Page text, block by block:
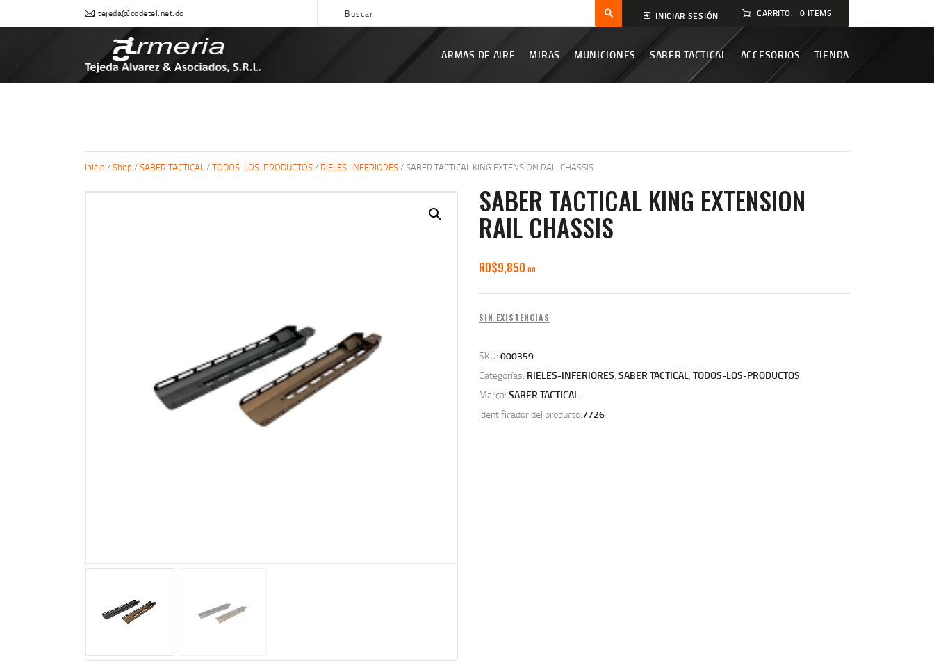
tejeda@codetel.net.do INICIAR SESIÓN CARRITO: 0 ITEMS
ARMAS DE AIRE MIRAS MUNICIONES SABER TACTICAL ACCESORIOS TIENDA
ARMAS DE AIRE
MUNICIONES
TIENDA
Inicio/Shop /SABER TACTICAL/TODOS-LOS-PRODUCTOS/ RIELES-INFERIORES/ SABER TACTICAL KING EXTENSION RAIL CHASSIS
SABER TACTICAL KING EXTENSION
RAIL CHASSIS
RD$9,850 00
SIN EXISTENCIAS
SKU: 000359
Categorías: RIELES-INFERIORES SABER TACTICAL TODOS-LOS-PRODUCTOS
Marca: SABER TACTICAL
Identificador del producto:7726